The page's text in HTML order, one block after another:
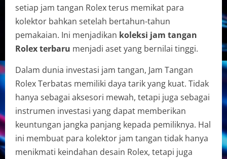
setiap jam tangan Rolex terus memikat para
kolektor bahkan setelah bertahun-tahun
pemakaian. Ini menjadikan koleksi jam tangan
Rolex terbaru menjadi aset yang bernilai tinggi.
Dalam dunia investasi jam tangan, Jam Tangan
Rolex Terbatas memiliki daya tarik yang kuat. Tidak
hanya sebagai aksesori mewah, tetapi juga sebagai
instrumen investasi yang dapat memberikan
keuntungan jangka panjang kepada pemiliknya. Hal
ini membuat para kolektor jam tangan tidak hanya
menikmati keindahan desain Rolex, tetapi juga